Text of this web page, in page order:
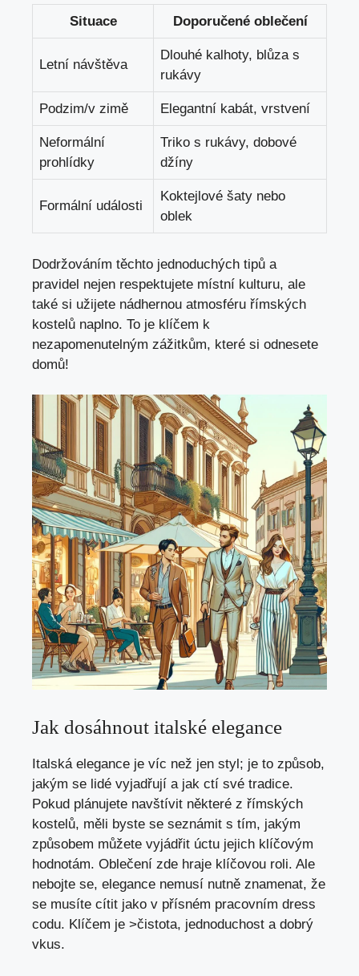
Situace Doporučené oblečení
Letní návštěva
Dlouhé kalhoty, blůza s
rukávy
Podzim/v zimě Elegantní kabát, vrstvení
Neformální
prohlídky
Triko s rukávy, dobové
džíny
Formální události
Koktejlové šaty nebo
oblek
Dodržováním těchto jednoduchých tipů a
pravidel nejen respektujete místní kulturu, ale
také si užijete nádhernou atmosféru římských
kostelů naplno. To je klíčem k
nezapomenutelným zážitkům, které si odnesete
domů!
Jak dosáhnout italské elegance
Italská elegance je víc než jen styl; je to způsob,
jakým se lidé vyjadřují a jak ctí své tradice.
Pokud plánujete navštívit některé z římských
kostelů, měli byste se seznámit s tím, jakým
způsobem můžete vyjádřit úctu jejich klíčovým
hodnotám. Oblečení zde hraje klíčovou roli. Ale
nebojte se, elegance nemusí nutně znamenat, že
se musíte cítit jako v přísném pracovním dress
codu. Klíčem je >čistota, jednoduchost a dobrý
vkus.